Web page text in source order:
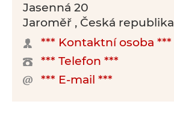
Jasenná 20
Jaroměř , Česká republika
*** Kontaktní osoba ***
*** Telefon ***
*** E-mail ***